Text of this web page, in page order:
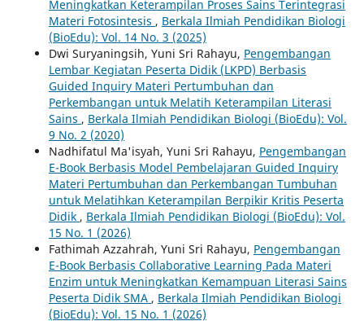
Meningkatkan Keterampilan Proses Sains Terintegrasi
Materi Fotosintesis , Berkala Ilmiah Pendidikan Biologi
(BioEdu): Vol. 14 No. 3 (2025)
Dwi Suryaningsih, Yuni Sri Rahayu, Pengembangan
Lembar Kegiatan Peserta Didik (LKPD) Berbasis
Guided Inquiry Materi Pertumbuhan dan
Perkembangan untuk Melatih Keterampilan Literasi
Sains , Berkala Ilmiah Pendidikan Biologi (BioEdu): Vol.
9 No. 2 (2020)
Nadhifatul Ma'isyah, Yuni Sri Rahayu, Pengembangan
E-Book Berbasis Model Pembelajaran Guided Inquiry
Materi Pertumbuhan dan Perkembangan Tumbuhan
untuk Melatihkan Keterampilan Berpikir Kritis Peserta
Didik , Berkala Ilmiah Pendidikan Biologi (BioEdu): Vol.
15 No. 1 (2026)
Fathimah Azzahrah, Yuni Sri Rahayu, Pengembangan
E-Book Berbasis Collaborative Learning Pada Materi
Enzim untuk Meningkatkan Kemampuan Literasi Sains
Peserta Didik SMA , Berkala Ilmiah Pendidikan Biologi
(BioEdu): Vol. 15 No. 1 (2026)